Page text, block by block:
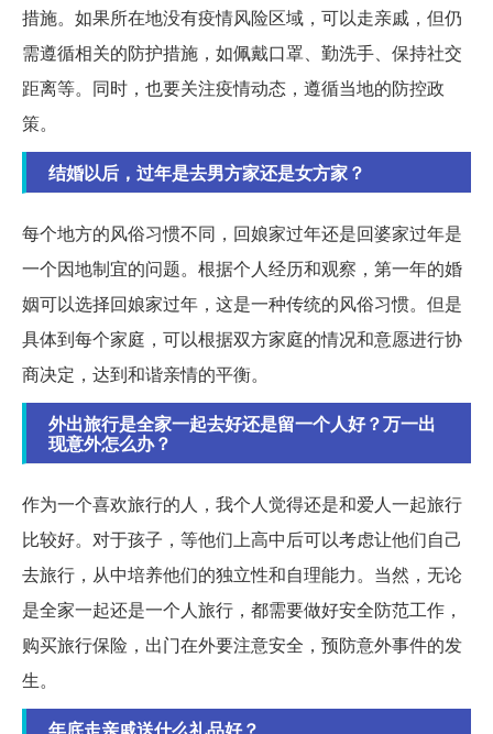
措施。如果所在地没有疫情风险区域，可以走亲戚，但仍
需遵循相关的防护措施，如佩戴口罩、勤洗手、保持社交
距离等。同时，也要关注疫情动态，遵循当地的防控政
策。
结婚以后，过年是去男方家还是女方家？
每个地方的风俗习惯不同，回娘家过年还是回婆家过年是
一个因地制宜的问题。根据个人经历和观察，第一年的婚
姻可以选择回娘家过年，这是一种传统的风俗习惯。但是
具体到每个家庭，可以根据双方家庭的情况和意愿进行协
商决定，达到和谐亲情的平衡。
外出旅行是全家一起去好还是留一个人好？万一出
现意外怎么办？
作为一个喜欢旅行的人，我个人觉得还是和爱人一起旅行
比较好。对于孩子，等他们上高中后可以考虑让他们自己
去旅行，从中培养他们的独立性和自理能力。当然，无论
是全家一起还是一个人旅行，都需要做好安全防范工作，
购买旅行保险，出门在外要注意安全，预防意外事件的发
生。
年底走亲戚送什么礼品好？